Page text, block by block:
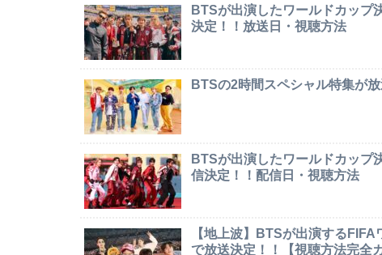
BTSが出演したワールドカップ
決定！！放送日・視聴方法
BTSの2時間スペシャル特集が
BTSが出演したワールドカップ
信決定！！配信日・視聴方法
【地上波】BTSが出演する
で放送決定！！【視聴方法完全